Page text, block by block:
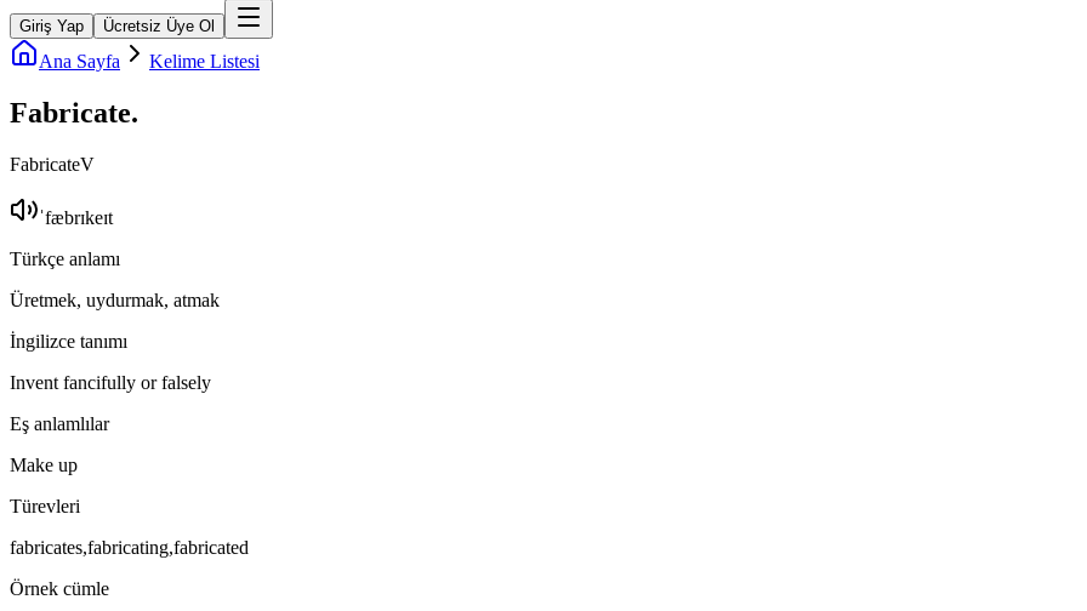
Giriş Yap Ücretsiz Üye Ol
Ana Sayfa Kelime Listesi
Fabricate.
FabricateV
ˈfæbrɪkeɪt
Türkçe anlamı
Üretmek, uydurmak, atmak
İngilizce tanımı
Invent fancifully or falsely
Eş anlamlılar
Make up
Türevleri
fabricates,fabricating,fabricated
Örnek cümle